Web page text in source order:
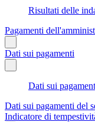
Risultati delle
Pagamenti
Dati sui pagamenti
Dati sui
Dati sui pagamenti del
Indicatore di